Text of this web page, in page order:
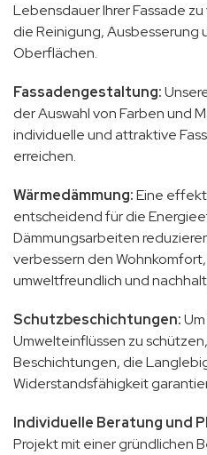
Lebensdauer Ihrer Fassade
die Reinigung, Ausbesserung
Oberflächen.
Fassadengestaltung:
der Auswahl von Farben und
individuelle und attraktive
erreichen.
Wärmedämmung:Eine
entscheidend für die
Dämmungsarbeiten
verbessern den
umweltfreundlich und
Schutzbeschichtungen:
Umwelteinflüssen zu
Beschichtungen, die
Widerstandsfähigkeit
Individuelle Beratung und
Projekt mit einer gründlichen